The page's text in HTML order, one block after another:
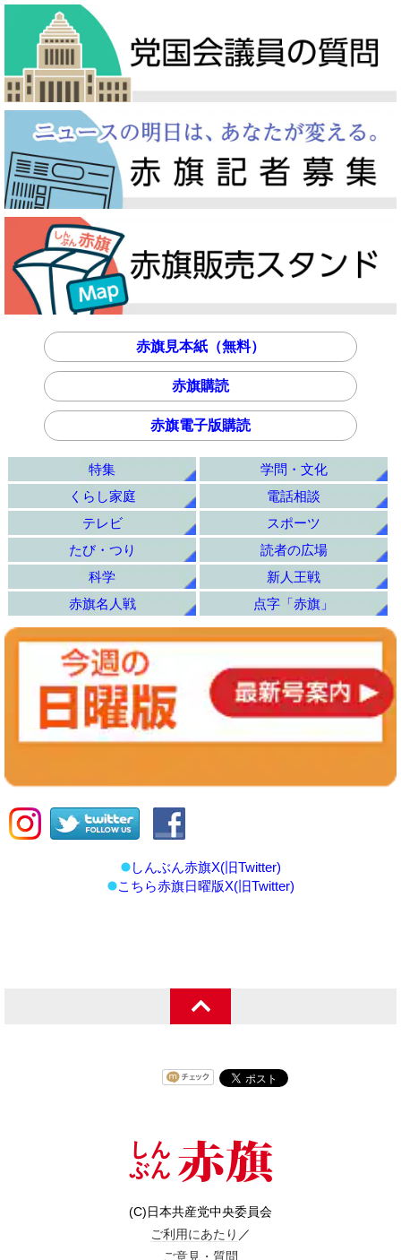
赤旗見本紙（無料）
赤旗購読
赤旗電子版購読
特集
学問・文化
くらし家庭
電話相談
テレビ
スポーツ
たび・つり
読者の広場
科学
新人王戦
赤旗名人戦
点字「赤旗」
しんぶん赤旗X(旧Twitter)
こちら赤旗日曜版X(旧Twitter)
(C)日本共産党中央委員会
ご利用にあたり ／
ご意見・質問